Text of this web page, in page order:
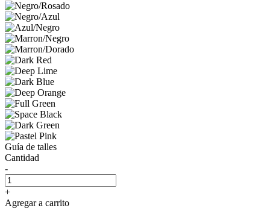
Guía de talles
Cantidad
-
+
Agregar a carrito